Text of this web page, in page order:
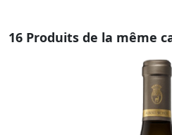
16 Produits de la même